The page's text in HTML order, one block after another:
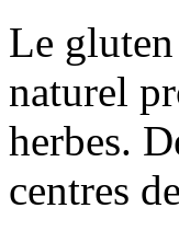
Le gluten
naturel
herbes.
centres